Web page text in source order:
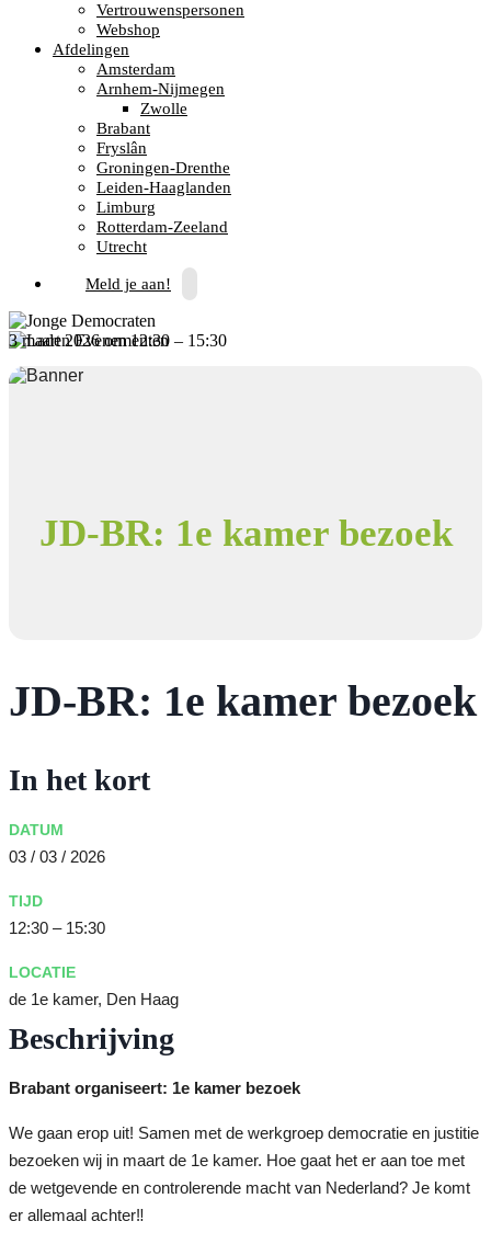
Vertrouwenspersonen
Webshop
Afdelingen
Amsterdam
Arnhem-Nijmegen
Zwolle
Brabant
Fryslân
Groningen-Drenthe
Leiden-Haaglanden
Limburg
Rotterdam-Zeeland
Utrecht
Meld je aan!
« Alle Evenementen
JD-BR: 1e kamer bezoek
3 maart 2026om12:30 – 15:30
JD-BR: 1e kamer bezoek
In het kort
DATUM
03 / 03 / 2026
TIJD
12:30 – 15:30
LOCATIE
de 1e kamer, Den Haag
Beschrijving
Brabant organiseert: 1e kamer bezoek
We gaan erop uit! Samen met de werkgroep democratie en justitie
bezoeken wij in maart de 1e kamer. Hoe gaat het er aan toe met
de wetgevende en controlerende macht van Nederland? Je komt
er allemaal achter‼️